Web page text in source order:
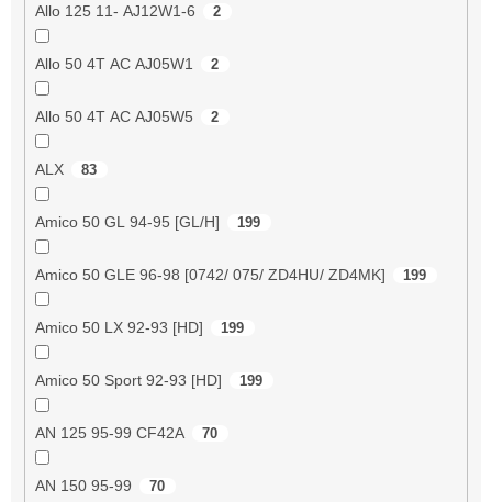
Allo 125 11- AJ12W1-6 2
Allo 50 4T AC AJ05W1 2
Allo 50 4T AC AJ05W5 2
ALX 83
Amico 50 GL 94-95 [GL/H] 199
Amico 50 GLE 96-98 [0742/ 075/ ZD4HU/ ZD4MK] 199
Amico 50 LX 92-93 [HD] 199
Amico 50 Sport 92-93 [HD] 199
AN 125 95-99 CF42A 70
AN 150 95-99 70